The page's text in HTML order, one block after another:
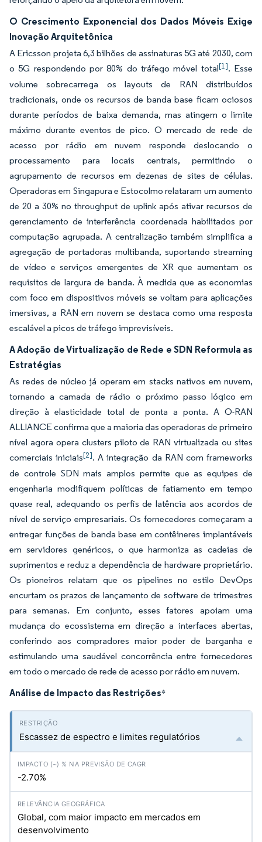
O Crescimento Exponencial dos Dados Móveis Exige
Inovação Arquitetônica
A Ericsson projeta 6,3 bilhões de assinaturas 5G até 2030, com
o 5G respondendo por 80% do tráfego móvel total[1]. Esse
volume sobrecarrega os layouts de RAN distribuídos
tradicionais, onde os recursos de banda base ficam ociosos
durante períodos de baixa demanda, mas atingem o limite
máximo durante eventos de pico. O mercado de rede de
acesso por rádio em nuvem responde deslocando o
processamento para locais centrais, permitindo o
agrupamento de recursos em dezenas de sites de células.
Operadoras em Singapura e Estocolmo relataram um aumento
de 20 a 30% no throughput de uplink após ativar recursos de
gerenciamento de interferência coordenada habilitados por
computação agrupada. A centralização também simplifica a
agregação de portadoras multibanda, suportando streaming
de vídeo e serviços emergentes de XR que aumentam os
requisitos de largura de banda. À medida que as economias
com foco em dispositivos móveis se voltam para aplicações
imersivas, a RAN em nuvem se destaca como uma resposta
escalável a picos de tráfego imprevisíveis.
A Adoção de Virtualização de Rede e SDN Reformula as
Estratégias
As redes de núcleo já operam em stacks nativos em nuvem,
tornando a camada de rádio o próximo passo lógico em
direção à elasticidade total de ponta a ponta. A O-RAN
ALLIANCE confirma que a maioria das operadoras de primeiro
nível agora opera clusters piloto de RAN virtualizada ou sites
comerciais iniciais[2]. A integração da RAN com frameworks
de controle SDN mais amplos permite que as equipes de
engenharia modifiquem políticas de fatiamento em tempo
quase real, adequando os perfis de latência aos acordos de
nível de serviço empresariais. Os fornecedores começaram a
entregar funções de banda base em contêineres implantáveis
em servidores genéricos, o que harmoniza as cadeias de
suprimentos e reduz a dependência de hardware proprietário.
Os pioneiros relatam que os pipelines no estilo DevOps
encurtam os prazos de lançamento de software de trimestres
para semanas. Em conjunto, esses fatores apoiam uma
mudança do ecossistema em direção a interfaces abertas,
conferindo aos compradores maior poder de barganha e
estimulando uma saudável concorrência entre fornecedores
em todo o mercado de rede de acesso por rádio em nuvem.
Análise de Impacto das Restrições*
Escassez de espectro e limites regulatórios
-2.70%
Global, com maior impacto em mercados em
desenvolvimento